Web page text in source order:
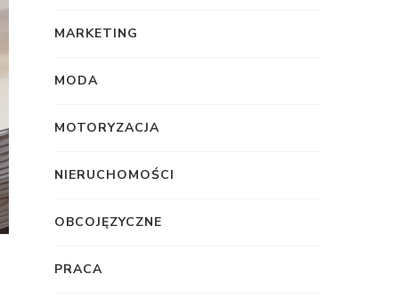
MARKETING
MODA
MOTORYZACJA
NIERUCHOMOŚCI
OBCOJĘZYCZNE
PRACA